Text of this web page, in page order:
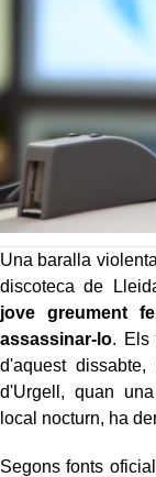
Una baralla
discoteca de
jove greument
assassinar-lo. Els
d'aquest
d'Urgell, quan
local nocturn, ha
Segons fonts